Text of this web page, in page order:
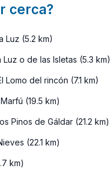
cerca?
Luz (5.2 km)
Luz o de las Isletas (5.3 km)
Lomo del rincón (7.1 km)
(19.5 km)
Pinos de Gáldar (21.2 km)
(22.1 km)
km)